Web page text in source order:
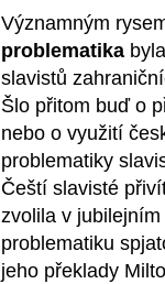
Významným
problematika
slavistů
Šlo přitom buď o
nebo o využití
problematiky
Čeští slavisté
zvolila v
problematiku
jeho překlady